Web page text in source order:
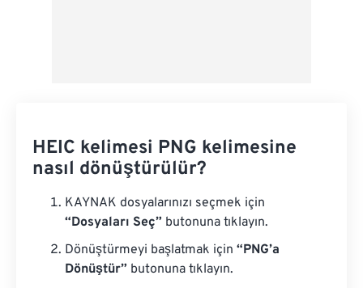
HEIC kelimesi PNG kelimesine
nasıl dönüştürülür?
KAYNAK dosyalarınızı seçmek için
“Dosyaları Seç” butonuna tıklayın.
Dönüştürmeyi başlatmak için “PNG’a
Dönüştür” butonuna tıklayın.